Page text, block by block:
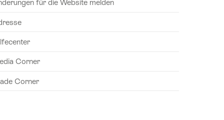
für die Website melden
Corner
Corner